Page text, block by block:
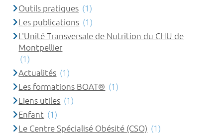
Outils pratiques (1)
Les publications (1)
L'Unité Transversale de Nutrition du CHU de
Montpellier
(1)
Actualités (1)
Les formations BOAT® (1)
Liens utiles (1)
Enfant (1)
Le Centre Spécialisé Obésité (CSO) (1)